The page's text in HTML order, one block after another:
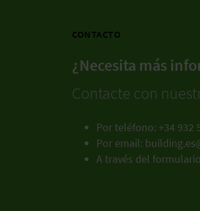
CONTACTO
¿Necesita más
Contacte con
Por teléfono: +34 932
Por email:
A través del